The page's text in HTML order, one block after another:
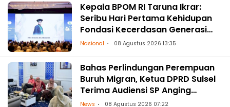
Kepala BPOM RI Taruna Ikrar:
Seribu Hari Pertama Kehidupan
Fondasi Kecerdasan Generasi
Masa Depan
Nasional 08 Agustus 2026 13:35
Bahas Perlindungan Perempuan
Buruh Migran, Ketua DPRD Sulsel
Terima Audiensi SP Anging
Mammiri
News 08 Agustus 2026 07:22